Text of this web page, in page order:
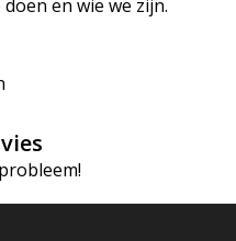
en wie we zijn.